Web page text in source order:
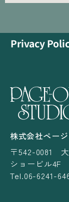
Privacy
株式会社ペー
〒542-0081
ショービル4F
Tel.06-6241-